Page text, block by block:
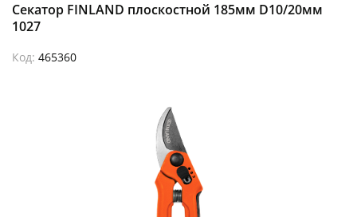
Секатор FINLAND плоскостной 185мм D10/20мм
1027
Код: 465360
оплатуна части